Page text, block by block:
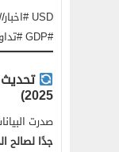
USD #اخبار
#GDP #تداول #FBS #fxsolve
2025)
صدرت
جدًا لصالح